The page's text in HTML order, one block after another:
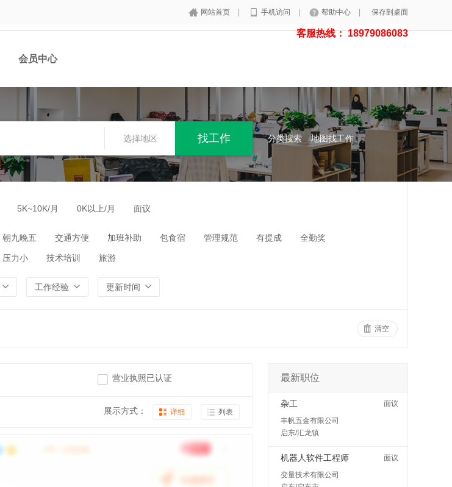
网站首页 手机访问 帮助中心 保存到桌面
客服热线： 18979086083
会员中心
选择地区 分类搜索 地图找工作
5K~10K/月 0K以上/月 面议
朝九晚五 交通方便 加班补助 包食宿 管理规范 有提成 全勤奖
压力小 技术培训 旅游
工作经验 更新时间
清空
营业执照已认证
展示方式： 详细 列表
最新职位
杂工
面议
丰帆五金有限公司
启东/汇龙镇
机器人软件工程师
面议
变量技术有限公司